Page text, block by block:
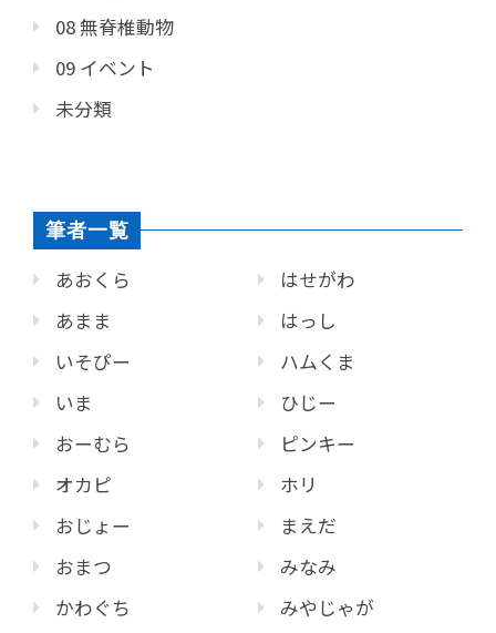
08 無脊椎動物
09 イベント
未分類
筆者一覧
あおくら
あまま
いそぴー
いま
おーむら
オカピ
おじょー
おまつ
かわぐち
はせがわ
はっし
ハムくま
ひじー
ピンキー
ホリ
まえだ
みなみ
みやじゃが